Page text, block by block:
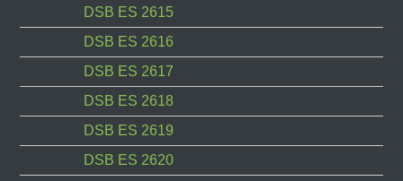
DSB ES 2615
DSB ES 2616
DSB ES 2617
DSB ES 2618
DSB ES 2619
DSB ES 2620